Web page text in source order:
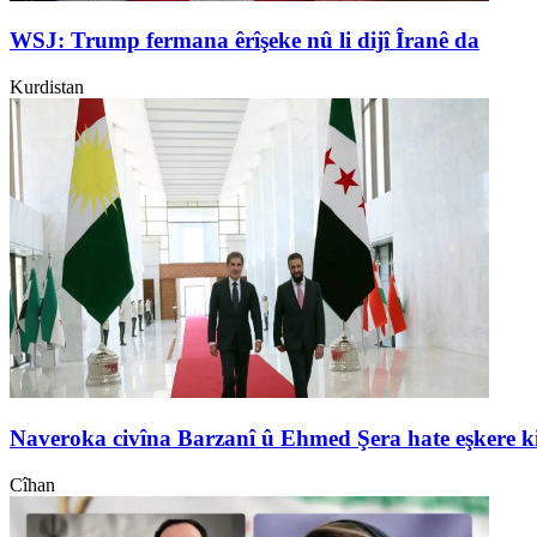
WSJ: Trump fermana êrîşeke nû li dijî Îranê da
Kurdistan
Naveroka civîna Barzanî û Ehmed Şera hate eşkere
Cîhan